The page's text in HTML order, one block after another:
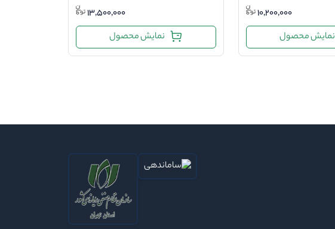
10,200,000
نمایش محصول
13,500,000
نمایش محصول